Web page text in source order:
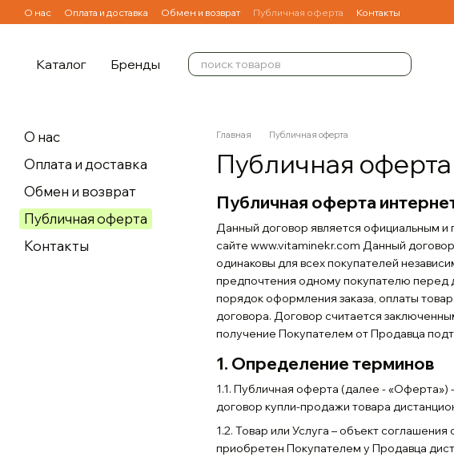
Перейти к основному контенту
О нас Оплата и доставка Обмен и возврат Публичная оферта Контакты
Каталог Бренды
Главная Публичная оферта
Публичная оферта
Публичная оферта
Данный договор является официальным
сайте www.vitaminekr.com Данный договор
одинаковы для всех покупателей
предпочтения одному покупателю перед
порядок оформления заказа, оплаты
договора. Договор считается
получение Покупателем от Продавца
1. Определение терминов
1.1. Публичная оферта (далее -
договор купли-продажи товара
1.2. Товар или Услуга – объект
приобретен Покупателем у Продавца
О нас
Оплата и доставка
Обмен и возврат
Публичная оферта
Контакты